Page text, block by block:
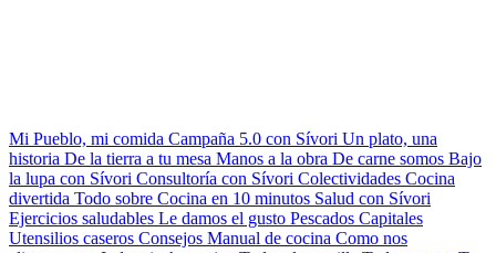
Mi Pueblo, mi comida Campaña 5.0 con Sívori Un plato, una
historia De la tierra a tu mesa Manos a la obra De carne somos Bajo
la lupa con Sívori Consultoría con Sívori Colectividades Cocina
divertida Todo sobre Cocina en 10 minutos Salud con Sívori
Ejercicios saludables Le damos el gusto Pescados Capitales
Utensilios caseros Consejos Manual de cocina Como nos